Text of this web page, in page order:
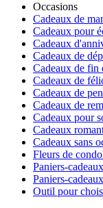
Occasions
Cadeaux de
Cadeaux pour
Cadeaux
Cadeaux de
Cadeaux de fin
Cadeaux de
Cadeaux de
Cadeaux de
Cadeaux pour
Cadeaux
Cadeaux sans
Fleurs de
Paniers-
Paniers-
Outil pour